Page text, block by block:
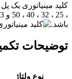
، 25 ، 32 ، 40 ، 50 و 63 در
باشد.
توضیحات
نوع ولتاژ